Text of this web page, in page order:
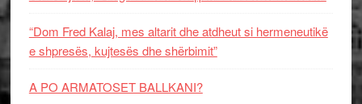
“Dom Fred Kalaj, mes altarit dhe atdheut si hermeneutikë
e shpresës, kujtesës dhe shërbimit”
A PO ARMATOSET BALLKANI?